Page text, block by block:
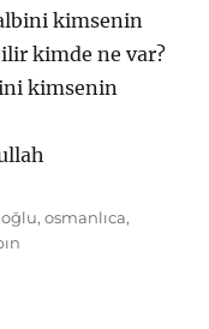
kimsenin
kimde ne var?
kimsenin
,osmanlıca,